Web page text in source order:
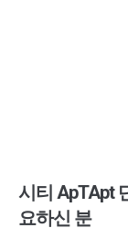
시티 ApTApt
요하신 분